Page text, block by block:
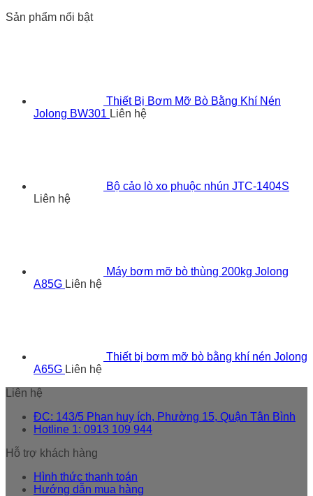
Sản phẩm nổi bật
Thiết Bị Bơm Mỡ Bò Bằng Khí Nén
Jolong BW301 Liên hệ
Bộ cảo lò xo phuộc nhún JTC-1404S
Liên hệ
Máy bơm mỡ bò thùng 200kg Jolong
A85G Liên hệ
Thiết bị bơm mỡ bò bằng khí nén Jolong
A65G Liên hệ
Liên hệ
ĐC: 143/5 Phan huy ích, Phường 15, Quận Tân Bình
Hotline 1: 0913 109 944
Hỗ trợ khách hàng
Hình thức thanh toán
Hướng dẫn mua hàng